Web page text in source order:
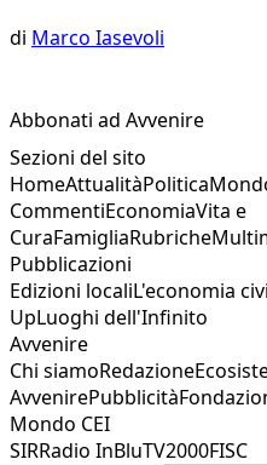
di Marco Iasevoli
Abbonati ad Avvenire
Sezioni del sito
HomeAttualitàPolitica
CommentiEconomiaVita e
CuraFamigliaRubriche
Pubblicazioni
Edizioni localiL'economia
UpLuoghi dell'Infinito
Avvenire
Chi siamoRedazione
AvvenirePubblicità
Mondo CEI
SIRRadio InBluTV2000FISC